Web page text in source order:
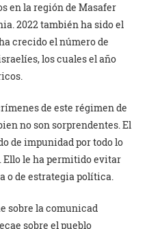
en la región de Masafer
2022 también ha sido el
crecido el número de
los cuales el año
de este régimen de
no son sorprendentes. El
de impunidad por todo lo
Ello le ha permitido evitar
de estrategia política.
sobre la comunicad
sobre el pueblo